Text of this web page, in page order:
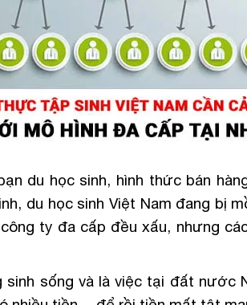
du học sinh, hình thức bán
du học sinh Việt Nam đang bị
ty đa cấp đều xấu, nhưng
sống và là việc tại đất nước